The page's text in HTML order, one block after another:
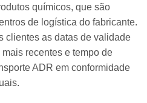
químicos, que são
de logística do fabricante.
clientes as datas de validade
recentes e tempo de
ADR em conformidade